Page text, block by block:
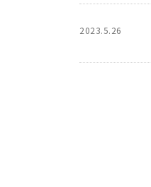
2023.5.26